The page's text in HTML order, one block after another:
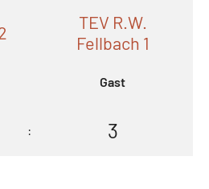
TEV R.W.
Fellbach 1
Gast
: 3